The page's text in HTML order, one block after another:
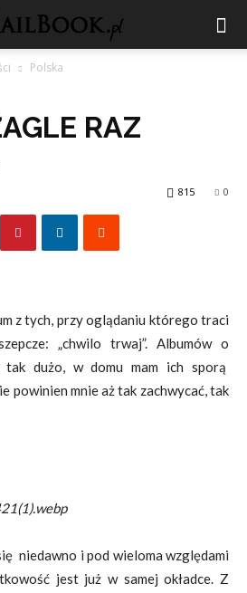
Polska
RAZ
0
815
przy oglądaniu którego traci
„chwilo trwaj”. Albumów o
tak dużo, w domu mam ich sporą
powinien mnie aż tak zachwycać, tak
niedawno i pod wieloma względami
jest już w samej okładce. Z